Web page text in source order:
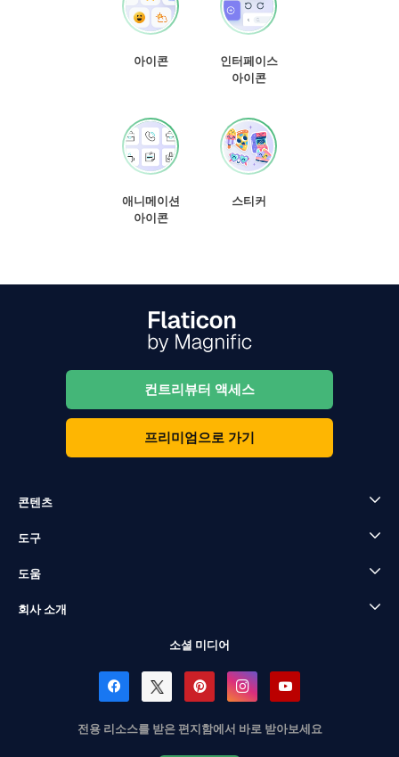
아이콘
인터페이스
아이콘
애니메이션
아이콘
스티커
컨트리뷰터 액세스
프리미엄으로 가기
콘텐츠
도구
도움
회사 소개
소셜 미디어
전용 리소스를 받은 편지함에서 바로 받아보세요